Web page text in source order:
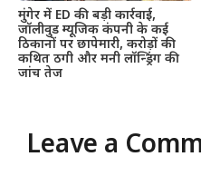
मुंगेर में ED की बड़ी कार्रवाई,
जॉलीवुड म्यूजिक कंपनी के कई
ठिकानों पर छापेमारी, करोड़ों की
कथित ठगी और मनी लॉन्ड्रिंग की
जांच तेज
Leave a